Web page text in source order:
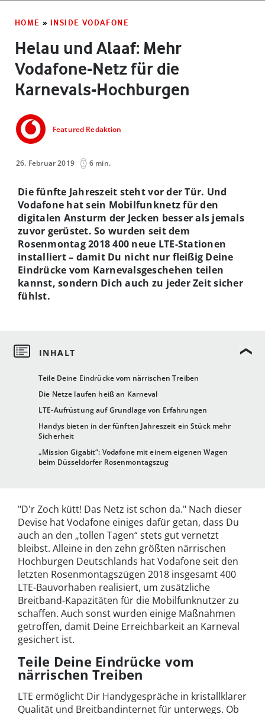
HOME » INSIDE VODAFONE
Helau und Alaaf: Mehr
Vodafone-Netz für die
Karnevals-Hochburgen
Featured Redaktion
26. Februar 2019 6 min.
Teile Deine Eindrücke vom närrischen Treiben
Die Netze laufen heiß an Karneval
LTE-Aufrüstung auf Grundlage von Erfahrungen
Handys bieten in der fünften Jahreszeit ein Stück mehr
Sicherheit
„Mission Gigabit“: Vodafone mit einem eigenen Wagen
beim Düsseldorfer Rosenmontagszug
Die fünfte Jahreszeit steht vor der Tür. Und
Vodafone hat sein Mobilfunknetz für den
digitalen Ansturm der Jecken besser als jemals
zuvor gerüstet. So wurden seit dem
Rosenmontag 2018 400 neue LTE-Stationen
installiert– damit Du nicht nur fleißig Deine
Eindrücke vom Karnevalsgeschehen teilen
kannst, sondern Dich auch zu jeder Zeit sicher
fühlst.
"D'r Zoch kütt! Das Netz ist schon da." Nach dieser
Devise hat Vodafone einiges dafür getan, dass Du
auch an den „tollen Tagen“ stets gut vernetzt
bleibst. Alleine in den zehn größten närrischen
Hochburgen Deutschlands hat Vodafone seit den
letzten Rosenmontagszügen 2018 insgesamt 400
LTE-Bauvorhaben realisiert, um zusätzliche
Breitband-Kapazitäten für die Mobilfunknutzer zu
schaffen. Auch sonst wurden einige Maßnahmen
getroffen, damit Deine Erreichbarkeit an Karneval
gesichert ist.
Teile Deine Eindrücke vom
närrischen Treiben
LTE ermöglicht Dir Handygespräche in kristallklarer
Qualität und Breitbandinternet für unterwegs. Ob